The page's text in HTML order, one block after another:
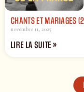
CHANTS ET MARIAGES
novembre 11, 2025
LIRE LA SUITE »